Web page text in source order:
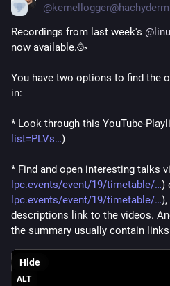
Recordings from last week's @
now available.🥳
You have two options to find the
in:
* Look through this YouTube-
list=PLVs
)
* Find and open interesting talks
lpc.events/event/19/timetable/ )
lpc.events/event/19/timetable/ ),
descriptions link to the videos.
the summary usually contain
ALT
Hide